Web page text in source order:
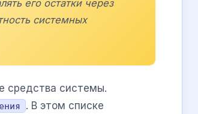
его остатки через
системных
средства системы.
. В этом списке